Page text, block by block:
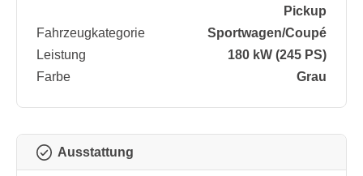
Pickup
Fahrzeugkategorie
Sportwagen/​Coupé
Leistung
180 kW (245 PS)
Farbe
Grau
Ausstattung